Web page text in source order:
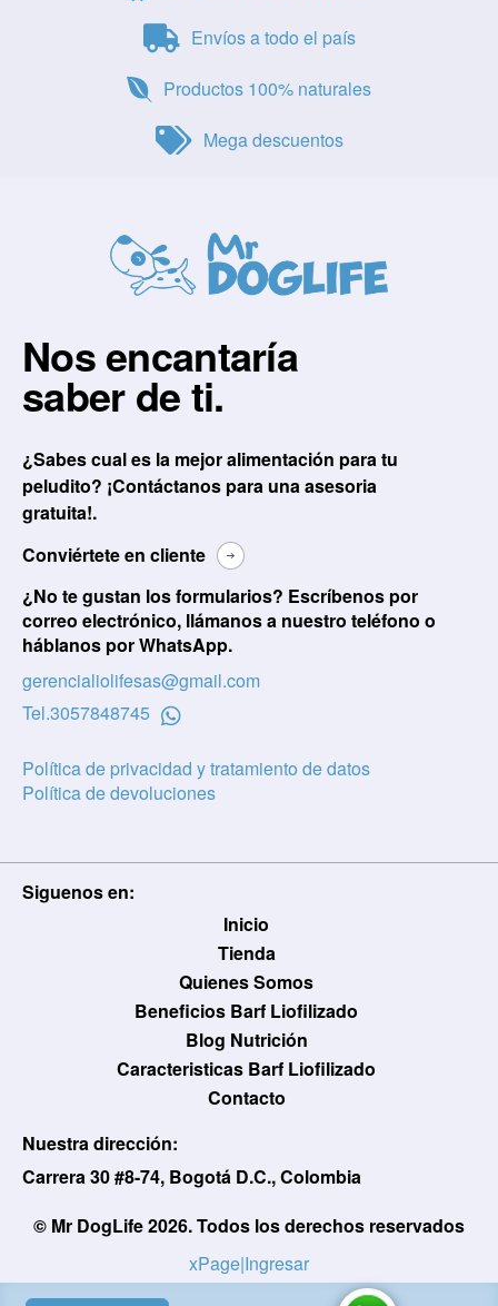
Envíos a todo el país
Productos 100% naturales
Mega descuentos
Nos encantaría
saber de ti.
¿Sabes cual es la mejor alimentación para tu
peludito? ¡Contáctanos para una asesoria
gratuita!.
Conviértete en cliente
¿No te gustan los formularios? Escríbenos por
correo electrónico, llámanos a nuestro teléfono o
háblanos por WhatsApp.
gerencialiolifesas@gmail.com
Tel.3057848745
Política de privacidad y tratamiento de datos
Política de devoluciones
Nuestra dirección:
Carrera 30 #8-74, Bogotá D.C., Colombia
Siguenos en:
Inicio
Tienda
Quienes Somos
Beneficios Barf Liofilizado
Blog Nutrición
Caracteristicas Barf Liofilizado
Contacto
© Mr DogLife 2026. Todos los derechos reservados
xPage|Ingresar
Ingresar